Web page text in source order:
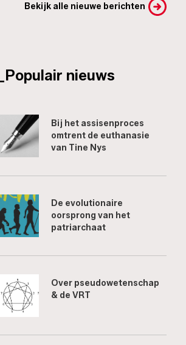
Bekijk alle nieuwe berichten
_Populair nieuws
Bij het assisenproces
omtrent de euthanasie
van Tine Nys
De evolutionaire
oorsprong van het
patriarchaat
Over pseudowetenschap
& de VRT